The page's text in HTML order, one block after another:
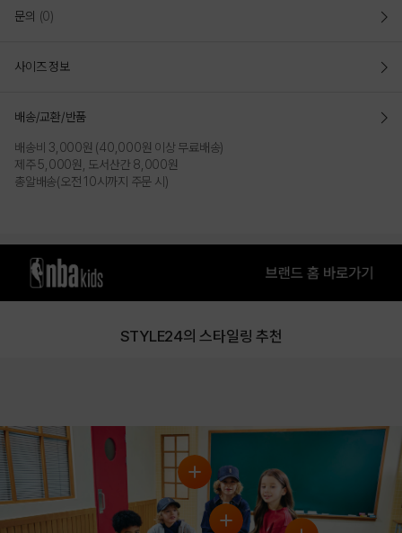
문의 (0)
사이즈 정보
배송/교환/반품
배송비 3,000원 (40,000원 이상 무료배송)
제주 5,000원, 도서산간 8,000원
총알배송(오전 10시까지 주문 시)
STYLE24의 스타일링 추천